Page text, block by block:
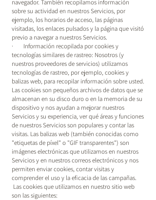
navegador. También recopilamos información
sobre su actividad en nuestros Servicios, por
ejemplo, los horarios de acceso, las páginas
visitadas, los enlaces pulsados y la página que visitó
previo a navegar a nuestros Servicios.
· Información recopilada por cookies y
tecnologías similares de rastreo: Nosotros (y
nuestros proveedores de servicios) utilizamos
tecnologías de rastreo, por ejemplo, cookies y
balizas web, para recopilar información sobre usted.
Las cookies son pequeños archivos de datos que se
almacenan en su disco duro o en la memoria de su
dispositivo y nos ayudan a mejorar nuestros
Servicios y su experiencia, ver qué áreas y funciones
de nuestros Servicios son populares y contar las
visitas. Las balizas web (también conocidas como
"etiquetas de píxel" o "GIF transparentes") son
imágenes electrónicas que utilizamos en nuestros
Servicios y en nuestros correos electrónicos y nos
permiten enviar cookies, contar visitas y
comprender el uso y la eficacia de las campañas.
Las cookies que utilizamos en nuestro sitio web
son las siguientes: